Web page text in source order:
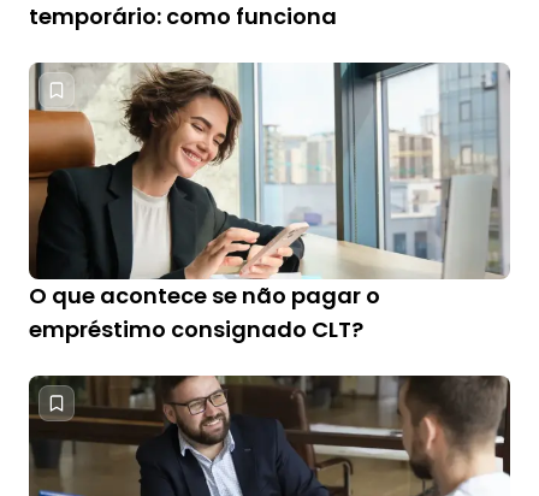
temporário: como funciona
O que acontece se não pagar o
empréstimo consignado CLT?